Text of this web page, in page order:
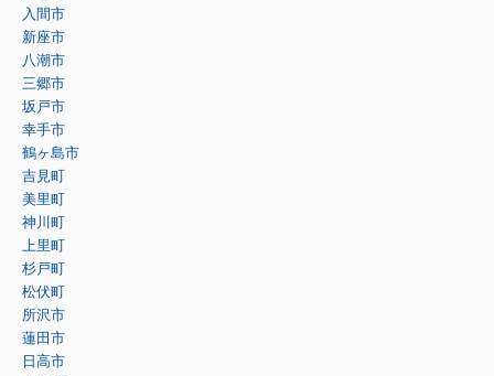
入間市
新座市
八潮市
三郷市
坂戸市
幸手市
鶴ヶ島市
吉見町
美里町
神川町
上里町
杉戸町
松伏町
所沢市
蓮田市
日高市